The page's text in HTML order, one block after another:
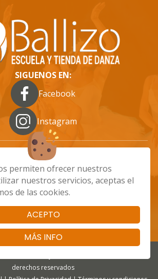
permiten ofrecer nuestros
nuestros servicios, aceptas el
de las cookies.
ACEPTO
MÁS INFO
SIGUENOS EN:
Facebook
Instagram
661 48 68 89
de Brunete, 79, Las Palmas de
derechos reservados